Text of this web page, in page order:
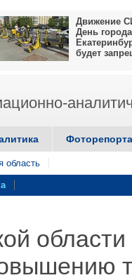
Движение
День города
будет
область
области